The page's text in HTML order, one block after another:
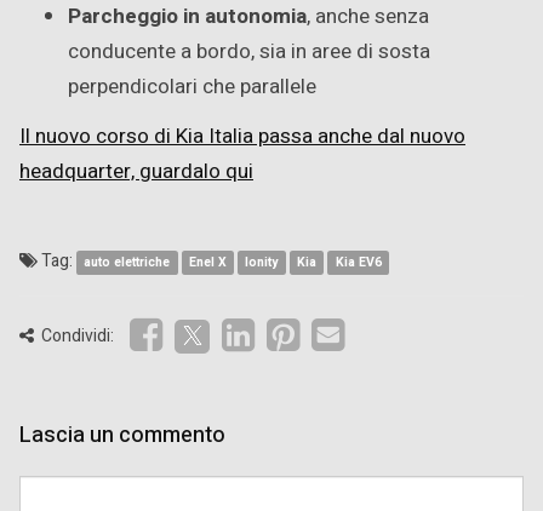
Parcheggio in autonomia, anche senza
conducente a bordo, sia in aree di sosta
perpendicolari che parallele
Il nuovo corso di Kia Italia passa anche dal nuovo
headquarter, guardalo qui
Tag: auto elettriche Enel X Ionity Kia Kia EV6
Condividi:
Lascia un commento